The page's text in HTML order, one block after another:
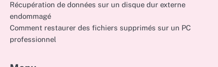
Récupération de données sur un disque dur externe
endommagé
Comment restaurer des fichiers supprimés sur un PC
professionnel